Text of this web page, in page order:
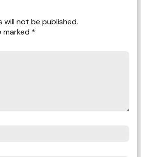
will not be published.
marked *